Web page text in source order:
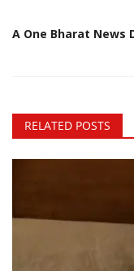
A One Bharat News
RELATED POSTS